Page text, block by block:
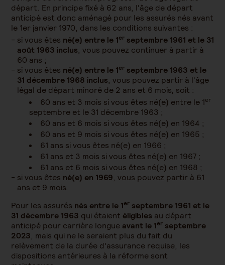
départ. En principe fixé à 62 ans, l'âge de départ
anticipé est donc aménagé pour les assurés nés avant
le 1er janvier 1970, dans les conditions suivantes :
si vous êtes né(e) entre le 1er septembre 1961 et le 31
août 1963 inclus, vous pouvez continuer à partir à
60 ans ;
si vous êtes né(e) entre le 1er septembre 1963 et le
31 décembre 1968 inclus, vous pouvez partir à l'âge
légal de départ minoré de 2 ans et 6 mois, soit :
60 ans et 3 mois si vous êtes né(e) entre le 1er
septembre et le 31 décembre 1963 ;
60 ans et 6 mois si vous êtes né(e) en 1964 ;
60 ans et 9 mois si vous êtes né(e) en 1965 ;
61 ans si vous êtes né(e) en 1966 ;
61 ans et 3 mois si vous êtes né(e) en 1967 ;
61 ans et 6 mois si vous êtes né(e) en 1968 ;
si vous êtes né(e) en 1969, vous pouvez partir à 61
ans et 9 mois.
Pour les assurés nés entre le 1er septembre 1961 et le
31 décembre 1963 qui étaient éligibles au départ
anticipé pour carrière longue avant le 1er septembre
2023, mais qui ne le seraient plus du fait du
relèvement de la durée d'assurance requise, les
dispositions antérieures à la réforme sont